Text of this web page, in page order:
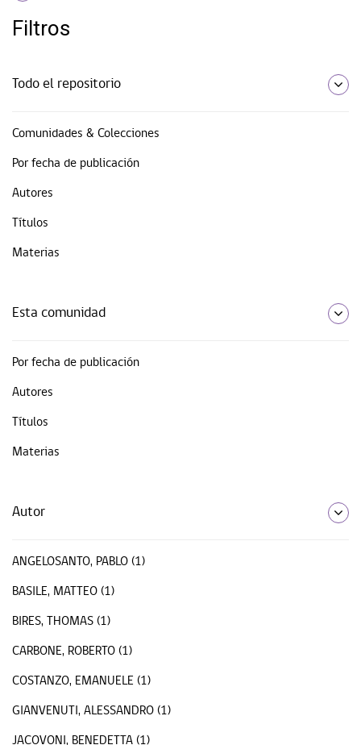
Filtros
Todo el repositorio
Comunidades & Colecciones
Por fecha de publicación
Autores
Títulos
Materias
Esta comunidad
Por fecha de publicación
Autores
Títulos
Materias
Autor
ANGELOSANTO, PABLO (1)
BASILE, MATTEO (1)
BIRES, THOMAS (1)
CARBONE, ROBERTO (1)
COSTANZO, EMANUELE (1)
GIANVENUTI, ALESSANDRO (1)
JACOVONI, BENEDETTA (1)